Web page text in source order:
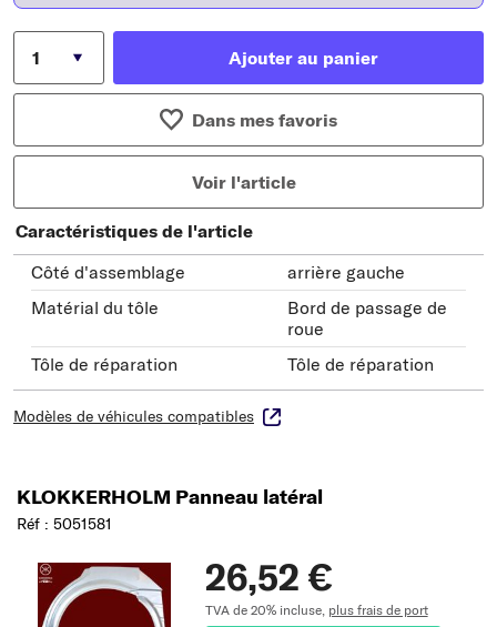
Ajouter au panier
Dans mes favoris
Voir l'article
Caractéristiques de l'article
Côté d'assemblage
arrière gauche
Matérial du tôle
Bord de passage de
roue
Tôle de réparation
Tôle de réparation
Modèles de véhicules compatibles
KLOKKERHOLM Panneau latéral
Réf : 5051581
26,52 €
TVA de 20% incluse, plus frais de port